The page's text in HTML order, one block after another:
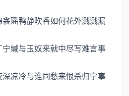
瑶鸭静吹香如何花外溅溅漏
缄与玉奴来就中尽写难言事
冷与谁同愁来恨杀归宁事